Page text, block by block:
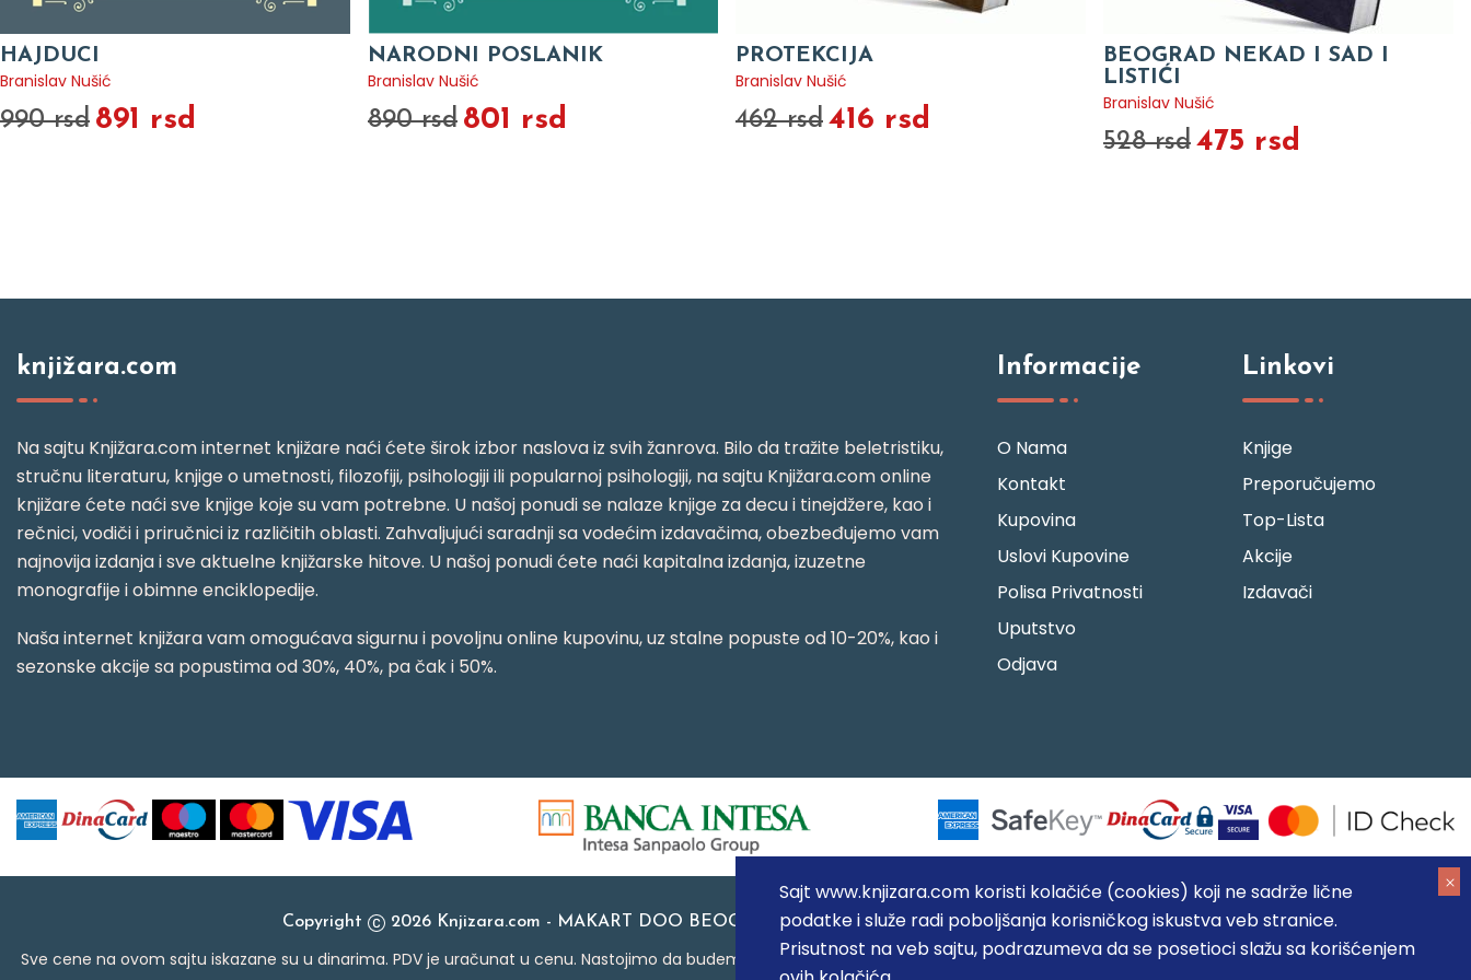
Sajt www.knjizara.com koristi kolačiće (cookies) koji ne sadrže lične
podatke i služe radi poboljšanja korisničkog iskustva veb stranice.
Prisutnost na veb sajtu, podrazumeva da se posetioci slažu sa korišćenjem
HAJDUCI
Branislav Nušić
990 rsd 891 rsd
NARODNI POSLANIK
Branislav Nušić
890 rsd 801 rsd
PROTEKCIJA
Branislav Nušić
462 rsd 416 rsd
BEOGRAD NEKAD I SAD I
LISTIĆI
Branislav Nušić
528 rsd 475 rsd
knjižara.com
Na sajtu Knjižara.com internet knjižare naći ćete širok izbor naslova iz svih žanrova. Bilo da tražite beletristiku,
stručnu literaturu, knjige o umetnosti, filozofiji, psihologiji ili popularnoj psihologiji, na sajtu Knjižara.com online
knjižare ćete naći sve knjige koje su vam potrebne. U našoj ponudi se nalaze knjige za decu i tinejdžere, kao i
rečnici, vodiči i priručnici iz različitih oblasti. Zahvaljujući saradnji sa vodećim izdavačima, obezbeđujemo vam
najnovija izdanja i sve aktuelne knjižarske hitove. U našoj ponudi ćete naći kapitalna izdanja, izuzetne
monografije i obimne enciklopedije.
Naša internet knjižara vam omogućava sigurnu i povoljnu online kupovinu, uz stalne popuste od 10-20%, kao i
sezonske akcije sa popustima od 30%, 40%, pa čak i 50%.
Informacije
O Nama
Kontakt
Kupovina
Uslovi Kupovine
Polisa Privatnosti
Uputstvo
Odjava
Linkovi
Knjige
Preporučujemo
Top-Lista
Akcije
Izdavači
Copyright 2026 Knjizara.com - MAKART DOO BEOGRAD (NOVI BEOGRAD), PIB: 105184104, MB: 20337524
Sve cene na ovom sajtu iskazane su u dinarima. PDV je uračunat u cenu. Nastojimo da budemo što precizniji u opisu proizvoda, prikazu slika i samih cena, ali ne možemo garantovati da su